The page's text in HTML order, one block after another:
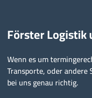
Förster Logistik
Wenn es um
Transporte, oder
bei uns genau richtig.